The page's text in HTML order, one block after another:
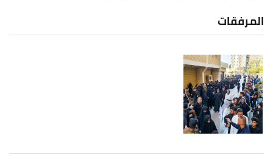
المرفقات